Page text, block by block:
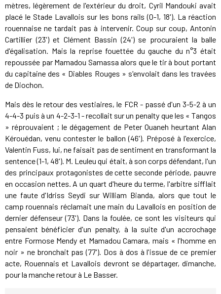
mètres, légèrement de l'extérieur du droit, Cyril Mandouki avait
placé le Stade Lavallois sur les bons rails (0-1, 18'). La réaction
rouennaise ne tardait pas à intervenir. Coup sur coup, Antonin
Cartillier (23') et Clément Bassin (24') se procuraient la balle
d'égalisation. Mais la reprise fouettée du gauche du n°3 était
repoussée par Mamadou Samassa alors que le tir à bout portant
du capitaine des « Diables Rouges » s'envolait dans les travées
de Diochon.
Mais dès le retour des vestiaires, le FCR - passé d'un 3-5-2 à un
4-4-3 puis à un 4-2-3-1 - recollait sur un penalty que les « Tangos
» réprouvaient ; le dégagement de Peter Ouaneh heurtant Alan
Kérouédan, venu contester le ballon (46'). Préposé à l'exercice,
Valentin Fuss, lui, ne faisait pas de sentiment en transformant la
sentence (1-1, 48'). M. Leuleu qui était, à son corps défendant, l'un
des principaux protagonistes de cette seconde période, pauvre
en occasion nettes. A un quart d'heure du terme, l'arbitre sifflait
une faute d'Idriss Seydi sur William Bianda, alors que tout le
camp rouennais réclamait une main du Lavallois en position de
dernier défenseur (73'). Dans la foulée, ce sont les visiteurs qui
pensaient bénéficier d'un penalty, à la suite d'un accrochage
entre Formose Mendy et Mamadou Camara, mais « l'homme en
noir » ne bronchait pas (77'). Dos à dos à l'issue de ce premier
acte, Rouennais et Lavallois devront se départager, dimanche,
pour la manche retour à Le Basser.